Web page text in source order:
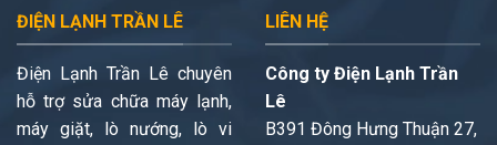
ĐIỆN LẠNH TRẦN LÊ
Điện Lạnh Trần Lê chuyên
hỗ trợ sửa chữa máy lạnh,
máy giặt, lò nướng, lò vi
LIÊN HỆ
Công ty Điện Lạnh Trần
Lê
B391 Đông Hưng Thuận 27,